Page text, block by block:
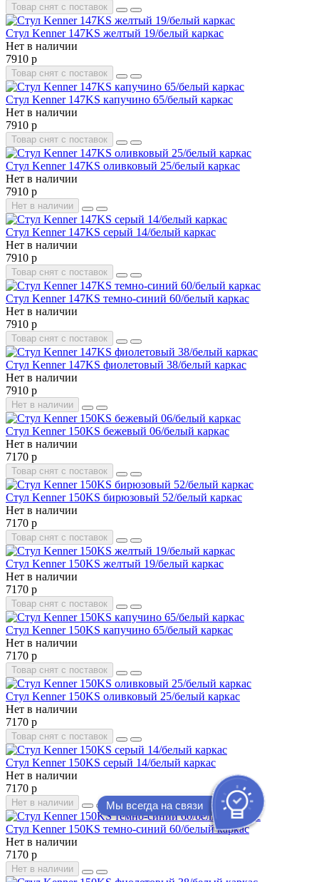
Товар снят с поставок
Стул Kenner 147KS желтый 19/белый каркас
Нет в наличии
7910 р
Товар снят с поставок
Стул Kenner 147KS капучино 65/белый каркас
Нет в наличии
7910 р
Товар снят с поставок
Стул Kenner 147KS оливковый 25/белый каркас
Нет в наличии
7910 р
Нет в наличии
Стул Kenner 147KS серый 14/белый каркас
Нет в наличии
7910 р
Товар снят с поставок
Стул Kenner 147KS темно-синий 60/белый каркас
Нет в наличии
7910 р
Товар снят с поставок
Стул Kenner 147KS фиолетовый 38/белый каркас
Нет в наличии
7910 р
Нет в наличии
Стул Kenner 150KS бежевый 06/белый каркас
Нет в наличии
7170 р
Товар снят с поставок
Стул Kenner 150KS бирюзовый 52/белый каркас
Нет в наличии
7170 р
Товар снят с поставок
Стул Kenner 150KS желтый 19/белый каркас
Нет в наличии
7170 р
Товар снят с поставок
Стул Kenner 150KS капучино 65/белый каркас
Нет в наличии
7170 р
Товар снят с поставок
Стул Kenner 150KS оливковый 25/белый каркас
Нет в наличии
7170 р
Товар снят с поставок
Стул Kenner 150KS серый 14/белый каркас
Нет в наличии
7170 р
Нет в наличии
Стул Kenner 150KS темно-синий 60/белый каркас
Нет в наличии
7170 р
Нет в наличии
Мы всегда на связи